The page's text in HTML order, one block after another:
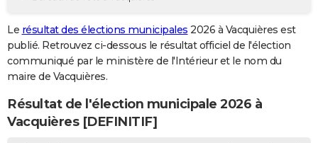
GUIDES D'ACHAT
BONS PLANS
CARTE DE VOEUX
Carte de Noël
Carte Bonne année
Carte Saint-Valentin
Carte Pâques
Carte d'anniversaire
DICTIONNAIRE
Le résultat des élections municipales 2026 à Vacquières est
publié. Retrouvez ci-dessous le résultat officiel de l'élection
communiqué par le ministère de l'Intérieur et le nom du
maire de Vacquières.
Résultat de l'élection municipale 2026 à
Vacquières [DEFINITIF]